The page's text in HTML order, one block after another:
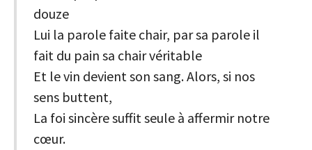
douze
Lui la parole faite chair, par sa parole il
fait du pain sa chair véritable
Et le vin devient son sang. Alors, si nos
sens buttent,
La foi sincère suffit seule à affermir notre
cœur.